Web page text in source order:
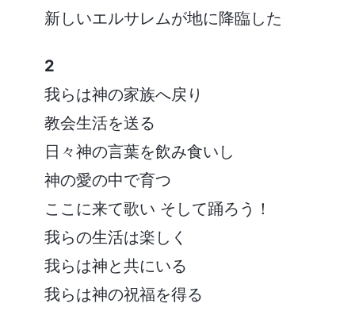
新しいエルサレムが地に降臨した
2
我らは神の家族へ戻り
教会生活を送る
日々神の言葉を飲み食いし
神の愛の中で育つ
ここに来て歌い そして踊ろう！
我らの生活は楽しく
我らは神と共にいる
我らは神の祝福を得る